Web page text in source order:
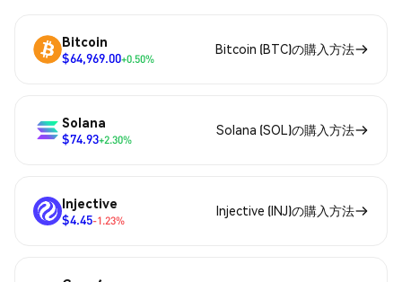
Bitcoin
$64,969.00+0.50%
Bitcoin (BTC)の購入方法
Solana
$74.93+2.30%
Solana (SOL)の購入方法
Injective
$4.45-1.23%
Injective (INJ)の購入方法